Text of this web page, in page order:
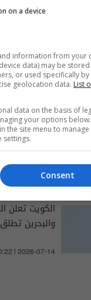
الخاصة
صفارات
وتقارير عن
تستهدف
| 2026-07-19
الكويت تعلن
والبحرين
| 2026-07-14
on a device
information from your
data) may be stored
or used specifically by
geolocation data. List
data on the basis of
your options
the site menu to
settings.
Consent